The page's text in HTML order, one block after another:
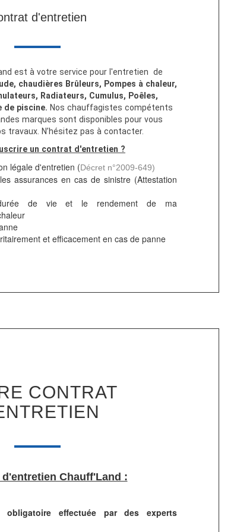
d'entretien
est à votre service pour l'entretien de
chaudières Brûleurs, Pompes à chaleur,
Radiateurs, Cumulus, Poêles,
de piscine. Nos chauffagistes compétents
marques sont disponibles pour vous
travaux. N’hésitez pas à contacter.
un contrat d'entretien ?
légale d'entretien (Décret n°2009-649)
assurances en cas de sinistre (Attestation
de vie et le rendement de ma
et efficacement en cas de panne
CONTRAT
Chauff'Land :
obligatoire effectuée par des experts